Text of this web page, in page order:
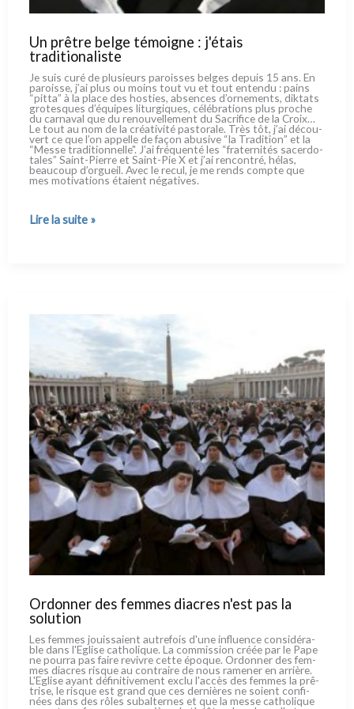
Un prêtre belge témoigne : j'étais
traditionaliste
Je suis curé de plu­sieurs parois­ses bel­ges depuis 15 ans. En
parois­se, j’ai plus ou moins tout vu et tout enten­du : pains
“pit­ta” à la pla­ce des hosties, absen­ces d’ornements, dik­ta­ts
gro­te­sques d’équipes litur­gi­ques, célé­bra­tions plus pro­che
du car­na­val que du renou­vel­le­ment du Sacrifice de la Croix…
Le tout au nom de la créa­ti­vi­té pasto­ra­le. Très tôt, j’ai décou­
vert ce que l’on appel­le de façon abu­si­ve “la Tradition” et la
“Messe tra­di­tion­nel­le". J’ai fré­quen­té les “fra­ter­ni­tés sacer­do­
ta­les” Saint-Pierre et Saint-Pie X et j’ai ren­con­tré, hélas,
beau­coup d’orgueil. Avec le recul, je me rends comp­te que
mes moti­va­tions éta­ient néga­ti­ves.
Un
Lire la suite »
Ordonner des femmes diacres n'est pas la
solution
Les fem­mes jouis­sa­ient autre­fois d'une influen­ce con­si­dé­ra­
ble dans l'Eglise catho­li­que. La com­mis­sion créée par le Pape
ne pour­ra pas fai­re revi­vre cet­te épo­que. Ordonner des fem­
mes dia­cres risque au con­trai­re de nous rame­ner en arriè­re.
L'Eglise ayant défi­ni­ti­ve­ment exclu l'accès des fem­mes la prê­
tri­se, le risque est grand que ces der­niè­res ne soient con­fi­
nées dans des rôles subal­ter­nes et que la mes­se catho­li­que